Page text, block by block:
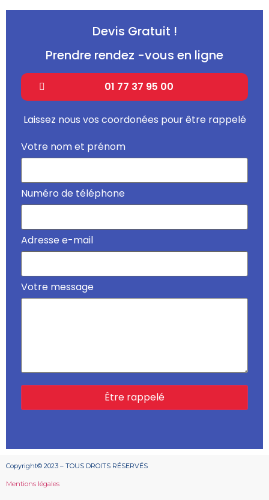
Devis Gratuit !
Prendre rendez -vous en ligne
01 77 37 95 00
Laissez nous vos coordonées pour être rappelé
Votre nom et prénom
Numéro de téléphone
Adresse e-mail
Votre message
Copyright© 2023 – TOUS DROITS RÉSERVÉS
Mentions légales